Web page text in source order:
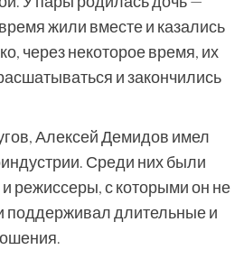
жили вместе и казались
через некоторое время, их
и закончились
Алексей Демидов имел
Среди них были
режиссеры, с которыми он не
поддерживал длительные и